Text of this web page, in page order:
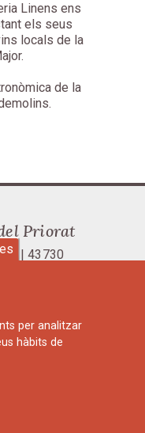
Linens ens
els seus
locals de la
de la
Priorat
| 43730
per analitzar
hàbits de